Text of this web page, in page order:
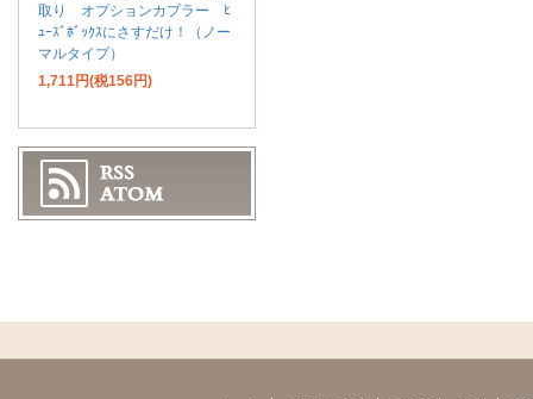
取り オプションカプラー ﾋ
ｭｰｽﾞﾎﾞｯｸｽにさすだけ！（ノー
マルタイプ）
1,711円(税156円)